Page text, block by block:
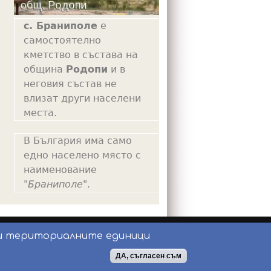
с. Браниполе е
самостоятелно
кметство в състава на
община Родопи и в
неговия състав не
влизат други населени
места.
В България има само
едно населено място с
наименование
"Браниполе".
териториалните единици
ДА, съгласен съм